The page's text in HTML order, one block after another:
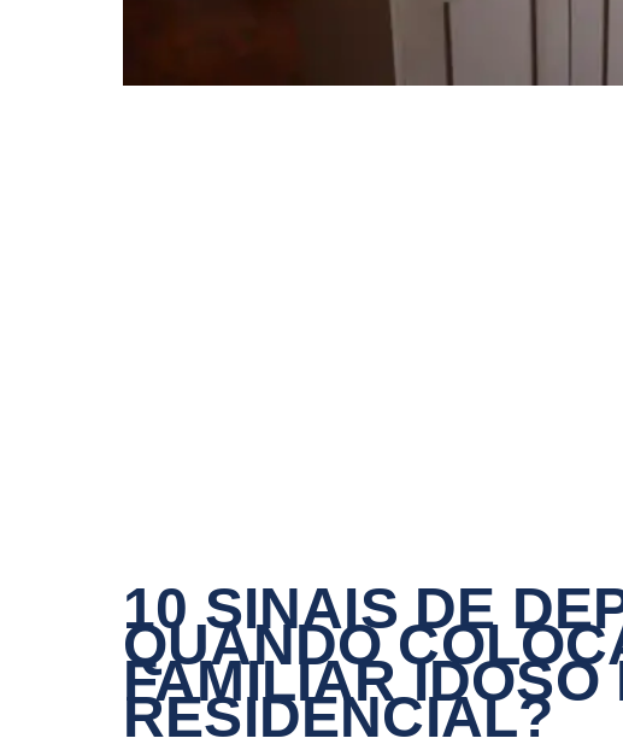
10 SINAIS DE
QUANDO
FAMILIAR IDOSO
RESIDENCIAL?